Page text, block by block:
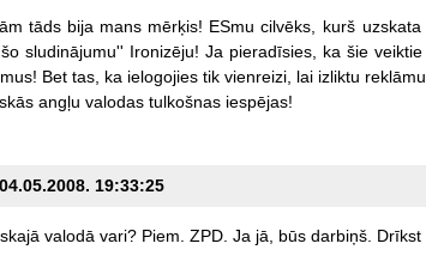
tāds bija mans mērķis! ESmu cilvēks, kurš uzskata
šo sludinājumu'' Ironizēju! Ja pieradīsies, ka šie veiktie
Bet tas, ka ielogojies tik vienreizi, lai izliktu reklāmu
angļu valodas tulkošnas iespējas!
19:33:25
valodā vari? Piem. ZPD. Ja jā, būs darbiņš. Drīkst